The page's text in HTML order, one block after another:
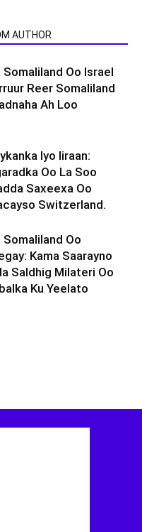
AUTHOR
Oo Israel
Reer Somaliland
Ah Loo
Iyo Iiraan:
Oo La Soo
Saxeexa Oo
Switzerland.
Oo
Kama Saarayno
Saldhig Milateri Oo
Ku Yeelato